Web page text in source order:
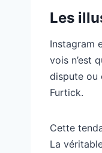
Les
Instagram
vois n’est
dispute ou
Furtick.
Cette
La